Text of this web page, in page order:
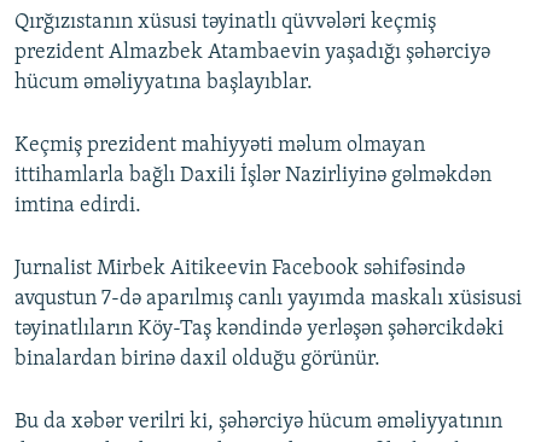
Qırğızıstanın xüsusi təyinatlı qüvvələri keçmiş
prezident Almazbek Atambaevin yaşadığı şəhərciyə
hücum əməliyyatına başlayıblar.
Keçmiş prezident mahiyyəti məlum olmayan
ittihamlarla bağlı Daxili İşlər Nazirliyinə gəlməkdən
imtina edirdi.
Jurnalist Mirbek Aitikeevin Facebook səhifəsində
avqustun 7-də aparılmış canlı yayımda maskalı xüsisusi
təyinatlıların Köy-Taş kəndində yerləşən şəhərcikdəki
binalardan birinə daxil olduğu görünür.
Bu da xəbər verilri ki, şəhərciyə hücum əməliyyatının